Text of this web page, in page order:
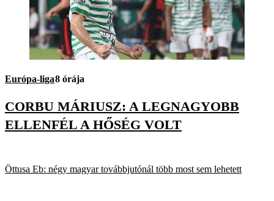
Európa-liga8 órája
CORBU MÁRIUSZ: A LEGNAGYOBB
ELLENFÉL A HŐSÉG VOLT
Öttusa Eb: négy magyar továbbjutónál több most sem lehetett